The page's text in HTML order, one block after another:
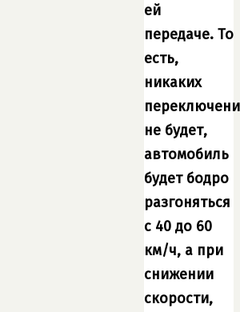
ей
передаче. То
есть,
никаких
не будет,
автомобиль
будет бодро
разгоняться
с 40 до 60
км/ч, а при
снижении
скорости,